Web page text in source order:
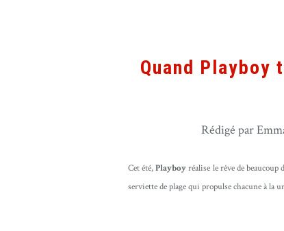
Quand Playboy
Rédigé par
Cet été,Playboyréalise le rêve de
serviette de plage qui propulse chacune à la